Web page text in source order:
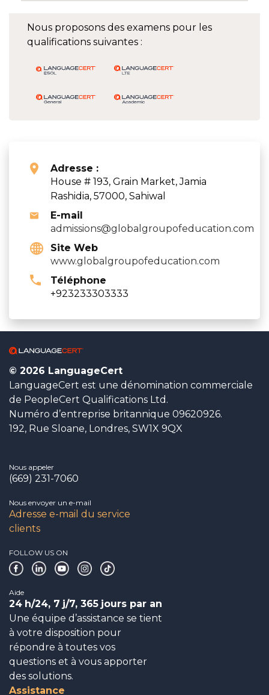
Nous proposons des examens pour les
qualifications suivantes :
Adresse :
House # 193, Grain Market, Jamia
Rashidia, 57000, Sahiwal
E-mail
admissions@globalgroupofeducation.com
Site Web
www.globalgroupofeducation.com
Téléphone
+923233303333
© 2026 LanguageCert
LanguageCert est une dénomination commerciale
de PeopleCert Qualifications Ltd.
Numéro d’entreprise britannique 09620926.
192, Rue Sloane, Londres, SW1X 9QX
Nous appeler
(669) 231-7060
Nous envoyer un e-mail
Adresse e-mail du service
clients
FOLLOW US ON
Aide
24 h/24, 7 j/7, 365 jours par an
Une équipe d’assistance se tient
à votre disposition pour
répondre à toutes vos
questions et à vous apporter
des solutions.
Assistance